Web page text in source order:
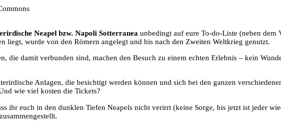
Neapel bzw. Napoli Sotterranea unbedingt auf eure To-do-Liste (neben dem
liegt, wurde von den Römern angelegt und bis nach den Zweiten Weltkrieg genutzt.
die damit verbunden sind, machen den Besuch zu einem echten Erlebnis – kein
Anlagen, die besichtigt werden können und sich bei den ganzen
wie viel kosten die Tickets?
ihr euch in den dunklen Tiefen Neapels nicht verirrt (keine Sorge, bis jetzt ist jeder